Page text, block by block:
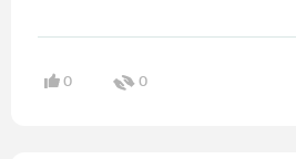
0 0